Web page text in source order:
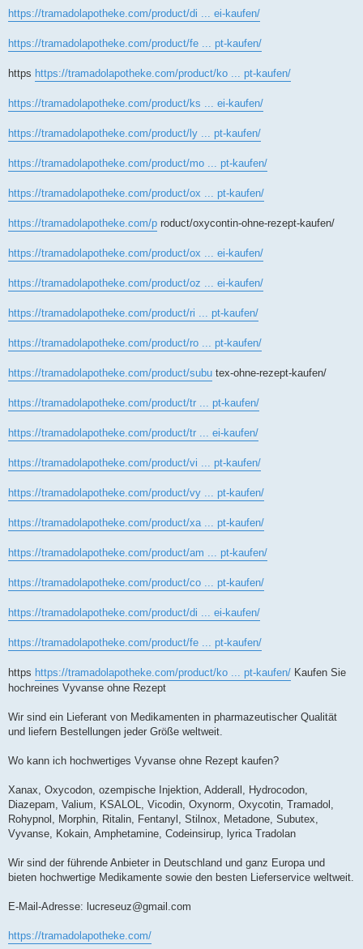
https://tramadolapotheke.com/product/di ... ei-kaufen/
https://tramadolapotheke.com/product/fe ... pt-kaufen/
https https://tramadolapotheke.com/product/ko ... pt-kaufen/
https://tramadolapotheke.com/product/ks ... ei-kaufen/
https://tramadolapotheke.com/product/ly ... pt-kaufen/
https://tramadolapotheke.com/product/mo ... pt-kaufen/
https://tramadolapotheke.com/product/ox ... pt-kaufen/
https://tramadolapotheke.com/p roduct/oxycontin-ohne-rezept-kaufen/
https://tramadolapotheke.com/product/ox ... ei-kaufen/
https://tramadolapotheke.com/product/oz ... ei-kaufen/
https://tramadolapotheke.com/product/ri ... pt-kaufen/
https://tramadolapotheke.com/product/ro ... pt-kaufen/
https://tramadolapotheke.com/product/subu tex-ohne-rezept-kaufen/
https://tramadolapotheke.com/product/tr ... pt-kaufen/
https://tramadolapotheke.com/product/tr ... ei-kaufen/
https://tramadolapotheke.com/product/vi ... pt-kaufen/
https://tramadolapotheke.com/product/vy ... pt-kaufen/
https://tramadolapotheke.com/product/xa ... pt-kaufen/
https://tramadolapotheke.com/product/am ... pt-kaufen/
https://tramadolapotheke.com/product/co ... pt-kaufen/
https://tramadolapotheke.com/product/di ... ei-kaufen/
https://tramadolapotheke.com/product/fe ... pt-kaufen/
https https://tramadolapotheke.com/product/ko ... pt-kaufen/ Kaufen Sie
hochreines Vyvanse ohne Rezept
Wir sind ein Lieferant von Medikamenten in pharmazeutischer Qualität
und liefern Bestellungen jeder Größe weltweit.
Wo kann ich hochwertiges Vyvanse ohne Rezept kaufen?
Xanax, Oxycodon, ozempische Injektion, Adderall, Hydrocodon,
Diazepam, Valium, KSALOL, Vicodin, Oxynorm, Oxycotin, Tramadol,
Rohypnol, Morphin, Ritalin, Fentanyl, Stilnox, Metadone, Subutex,
Vyvanse, Kokain, Amphetamine, Codeinsirup, lyrica Tradolan
Wir sind der führende Anbieter in Deutschland und ganz Europa und
bieten hochwertige Medikamente sowie den besten Lieferservice weltweit.
E-Mail-Adresse: lucreseuz@gmail.com
https://tramadolapotheke.com/